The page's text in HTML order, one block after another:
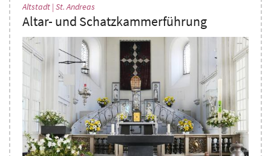
Altstadt | St. Andreas
Altar- und Schatzkammerführung